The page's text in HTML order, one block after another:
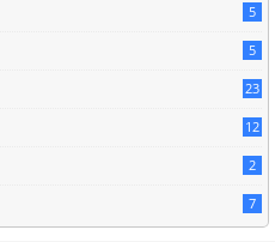
5
5
23
12
2
7